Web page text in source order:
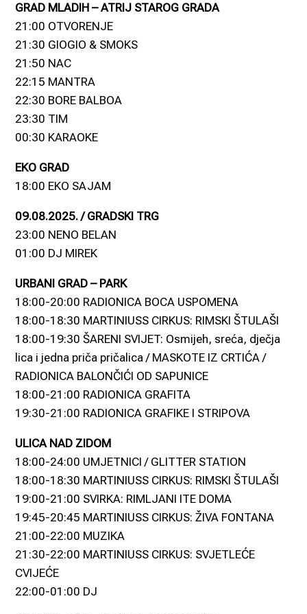
GRAD MLADIH – ATRIJ STAROG GRADA
21:00 OTVORENJE
21:30 GIOGIO & SMOKS
21:50 NAC
22:15 MANTRA
22:30 BORE BALBOA
23:30 TIM
00:30 KARAOKE
EKO GRAD
18:00 EKO SAJAM
09.08.2025. / GRADSKI TRG
23:00 NENO BELAN
01:00 DJ MIREK
URBANI GRAD – PARK
18:00-20:00 RADIONICA BOCA USPOMENA
18:00-18:30 MARTINIUSS CIRKUS: RIMSKI ŠTULAŠI
18:00-19:30 ŠARENI SVIJET: Osmijeh, sreća, dječja
lica i jedna priča pričalica / MASKOTE IZ CRTIĆA /
RADIONICA BALONČIĆI OD SAPUNICE
18:00-21:00 RADIONICA GRAFITA
19:30-21:00 RADIONICA GRAFIKE I STRIPOVA
ULICA NAD ZIDOM
18:00-24:00 UMJETNICI / GLITTER STATION
18:00-18:30 MARTINIUSS CIRKUS: RIMSKI ŠTULAŠI
19:00-21:00 SVIRKA: RIMLJANI ITE DOMA
19:45-20:45 MARTINIUSS CIRKUS: ŽIVA FONTANA
21:00-22:00 MUZIKA
21:30-22:00 MARTINIUSS CIRKUS: SVJETLEĆE
CVIJEĆE
22:00-01:00 DJ